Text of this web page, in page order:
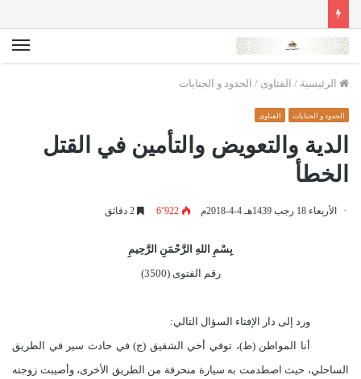
الرئيسية / الفتاوى / الحدود و الجنايات
الحدود و الجنايات الفتاوى
الدية والتعويض والتأمين في القتل
الخطأ
الأربعاء 18 رجب 1439هـ 4-4-2018م 6٬922
بِسْمِ اللهِ الرَّحْمَنِ الرَّحِيمِ
رقم الفتوى (3500
)
ورد إلى دار الإفتاء السؤال التالي:
أنا المواطن (ط)، توفي أخي
الشقيق (ج) في حادث سير في الطريق
الساحلي، حيث اصطدمت به سيارة منحرفة من الطريق الأخرى، وأصيبت زوجته